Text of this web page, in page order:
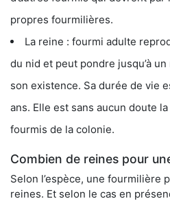
propres fourmilières.
La reine : fourmi adulte
du nid et peut pondre jusqu’à
son existence. Sa durée de vie
ans. Elle est sans aucun doute
fourmis de la colonie.
Combien de reines pour
Selon l’espèce, une fourmilière
reines. Et selon le cas en